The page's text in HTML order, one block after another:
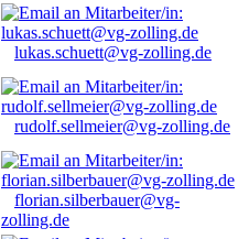
lukas.schuett@vg-zolling.de
rudolf.sellmeier@vg-zolling.de
florian.silberbauer@vg-
zolling.de